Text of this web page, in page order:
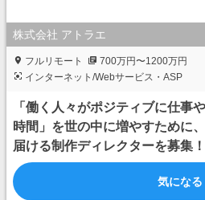
株式会社 アトラエ
フルリモート
700万円〜1200万円
インターネット/Webサービス・ASP
「働く人々がポジティブに仕事
時間」を世の中に増やすために
届ける制作ディレクターを募集！
気になる